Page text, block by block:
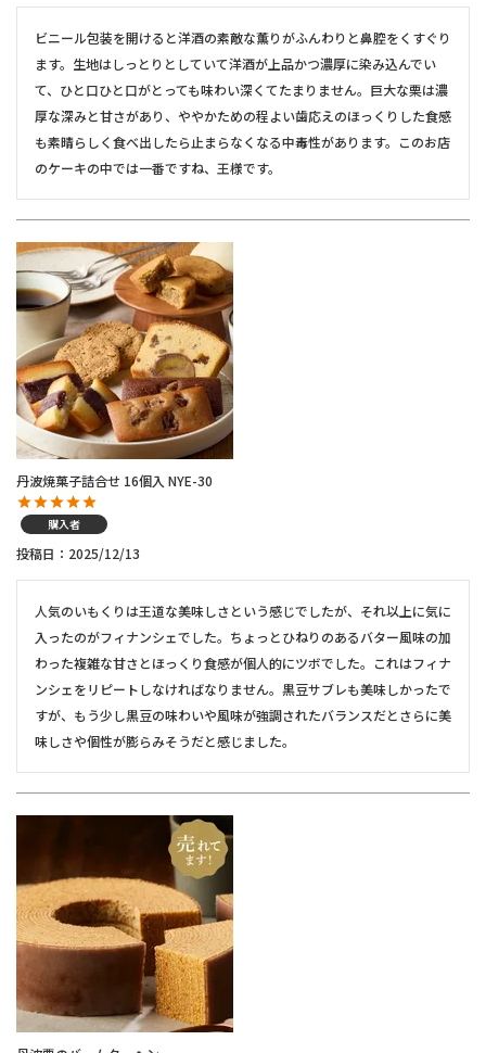
ビニール包装を開けると洋酒の素敵な薫りがふんわりと鼻腔をくすぐり
ます。生地はしっとりとしていて洋酒が上品かつ濃厚に染み込んでい
て、ひと口ひと口がとっても味わい深くてたまりません。巨大な栗は濃
厚な深みと甘さがあり、ややかための程よい歯応えのほっくりした食感
も素晴らしく食べ出したら止まらなくなる中毒性があります。このお店
のケーキの中では一番ですね、王様です。
丹波焼菓子詰合せ 16個入 NYE-30
購入者
投稿日 2025/12/13
人気のいもくりは王道な美味しさという感じでしたが、それ以上に気に
入ったのがフィナンシェでした。ちょっとひねりのあるバター風味の加
わった複雑な甘さとほっくり食感が個人的にツボでした。これはフィナ
ンシェをリピートしなければなりません。黒豆サブレも美味しかったで
すが、もう少し黒豆の味わいや風味が強調されたバランスだとさらに美
味しさや個性が膨らみそうだと感じました。